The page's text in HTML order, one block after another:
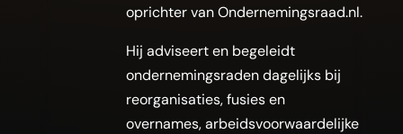
oprichter van Ondernemingsraad.nl.
Hij adviseert en begeleidt
ondernemingsraden dagelijks bij
reorganisaties, fusies en
overnames, arbeidsvoorwaardelijke